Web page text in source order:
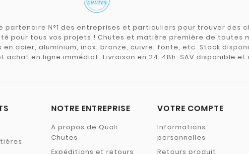
partenaire N°1 des entreprises et particuliers pour trouver des
pour tous vos projets ! Chutes et matière première de toutes
en acier, aluminium, inox, bronze, cuivre, fonte, etc. Stock
achat en ligne immédiat. Livraison en 24-48h. SAV disponible et
NOTRE ENTREPRISE
A propos de Quali
Chutes
Expéditions et retours
VOTRE COMPTE
Informations
personnelles
Retours produit